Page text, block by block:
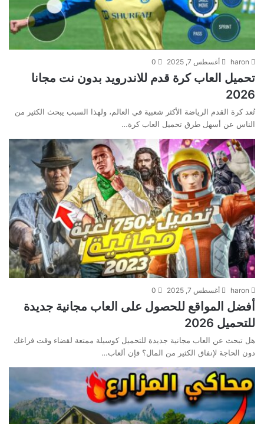
haron أغسطس 7, 2025 0
تحميل العاب كرة قدم للاندرويد بدون نت مجانا
2026
تُعد كرة القدم الرياضة الأكثر شعبية في العالم، ولهذا السبب يبحث الكثير من
الناس عن أسهل طرق تحميل العاب كرة…
haron أغسطس 7, 2025 0
أفضل المواقع للحصول على العاب مجانية جديدة
للتحميل 2026
هل تبحث عن العاب مجانية جديدة للتحميل كوسيلة ممتعة لقضاء وقت فراغك
دون الحاجة لإنفاق الكثير من المال؟ فإن ألعاب…